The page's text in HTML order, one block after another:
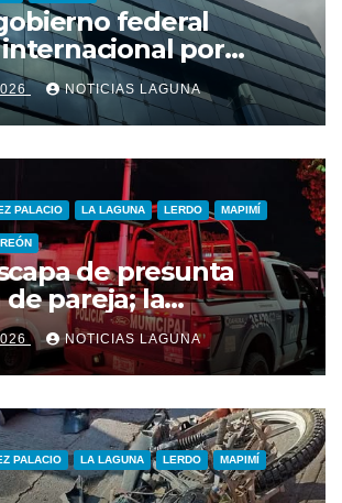
federal
por
Tv Azteca
NOTICIAS LAGUNA
PALACIO LA LAGUNA LERDO MAPIMÍ
de presunta
pareja; la
en Torreón
NOTICIAS LAGUNA
PALACIO LA LAGUNA LERDO MAPIMÍ